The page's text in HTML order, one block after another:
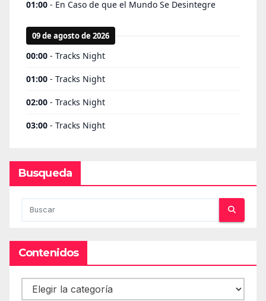
Busqueda
Contenidos
Contenidos